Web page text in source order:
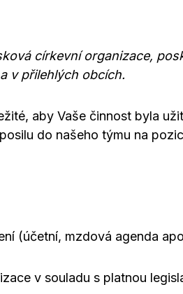
církevní organizace,
v přilehlých obcích.
aby Vaše činnost byla
do našeho týmu na
(účetní, mzdová agenda
v souladu s platnou